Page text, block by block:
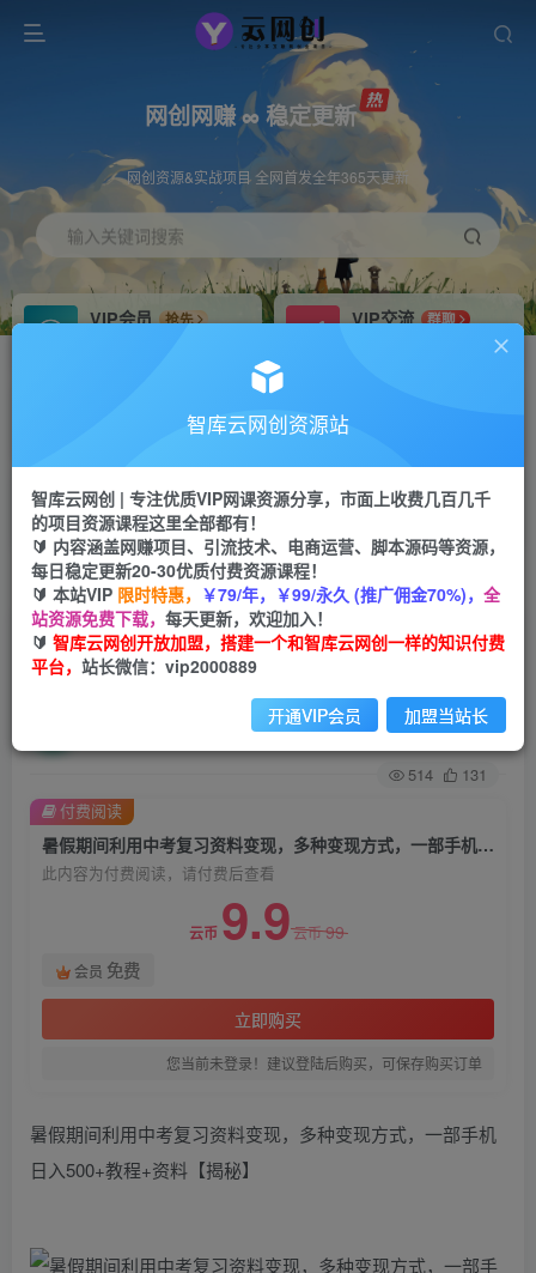
网创网赚 ∞ 稳定更新
网创资源&实战项目 全网首发全年365天更新
输入关键词搜索
VIP会员
抢先
VIP交流
群聊
研究探讨更多创业项目路子。
会员专属推广链接
网赚网创 项目
365天稳定跟新
APP下载
GO
首页 创业课程 会员免费 正文
暑假期间利用中考复习资料变现，多种变现方式，
一部手机日入500+教程+资料【揭秘】
关注 私信
514 131
暑假期间利用中考复习资料变现，多种变现方式，一部手机日入500+教程+资料【揭秘】
此内容为付费阅读，请付费后查看
云币 9.9云币99
会员 免费
立即购买
您当前未登录！建议登陆后购买，可保存购买订单
付费阅读
暑假期间利用中考复习资料变现，多种变现方式，一部手机
日入500+教程+资料【揭秘】
智库云网创资源站
智库云网创 | 专注优质VIP网课资源分享，市面上收费几百几千
的项目资源课程这里全部都有！
🔰 内容涵盖网赚项目、引流技术、电商运营、脚本源码等资源，
每日稳定更新20-30优质付费资源课程！
🔰 本站VIP 限时特惠， ￥79/年，￥99/永久 (推广佣金70%)， 全
站资源免费下载， 每天更新，欢迎加入！
🔰 智库云网创开放加盟，搭建一个和智库云网创一样的知识付费
平台， 站长微信：vip2000889
开通VIP会员 加盟当站长